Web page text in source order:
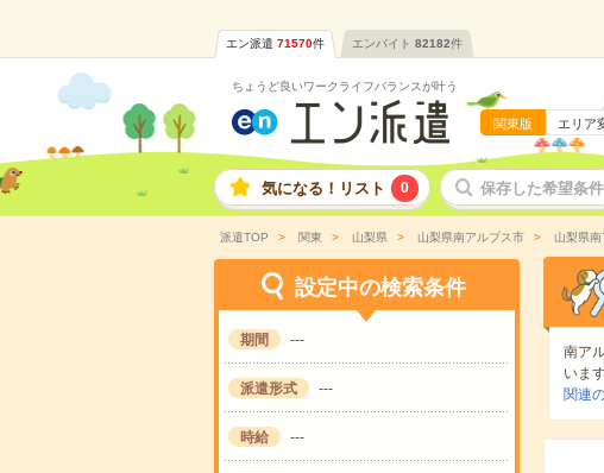
エン派遣 71570件 エンバイト 82182件
ちょうど良いワークライフバランスが叶う
関東版 エリア
気になる！リスト 0 保存した希望条件
派遣TOP 関東 山梨県 山梨県南アルプス市 山梨県
設定中の検索条件
期間 ---
派遣形式 ---
時給 ---
南ア
いま
関連